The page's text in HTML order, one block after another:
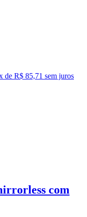
de R$ 85,71 sem juros
com